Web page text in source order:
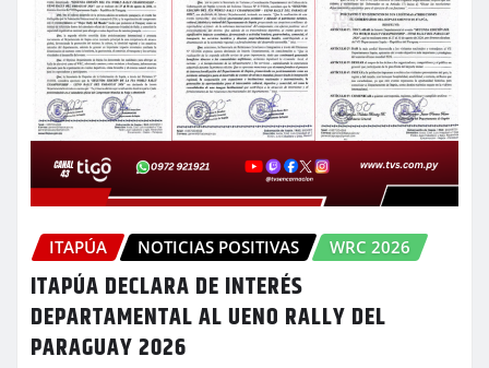
ITAPÚA NOTICIAS POSITIVAS WRC 2026
ITAPÚA DECLARA DE INTERÉS
DEPARTAMENTAL AL UENO RALLY DEL
PARAGUAY 2026